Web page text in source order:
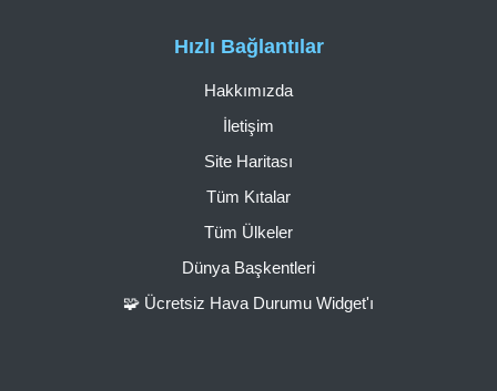
Hızlı Bağlantılar
Hakkımızda
İletişim
Site Haritası
Tüm Kıtalar
Tüm Ülkeler
Dünya Başkentleri
🧩 Ücretsiz Hava Durumu Widget'ı